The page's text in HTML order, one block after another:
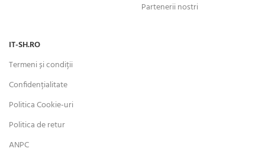
Partenerii nostri
IT-SH.RO
Termeni și condiții
Confidențialitate
Politica Cookie-uri
Politica de retur
ANPC